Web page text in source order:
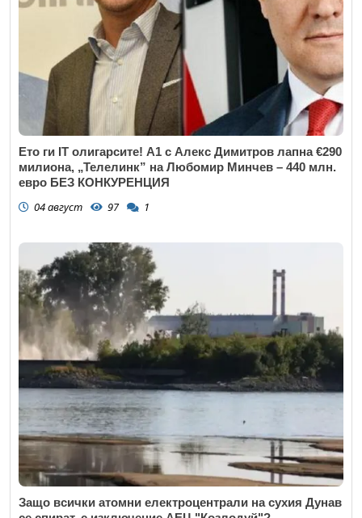
Ето ги IT олигарсите! А1 с Алекс Димитров лапна €290
милиона, „Телелинк” на Любомир Минчев – 440 млн.
евро БЕЗ КОНКУРЕНЦИЯ
04 август 97 1
Защо всички атомни електроцентрали на сухия Дунав